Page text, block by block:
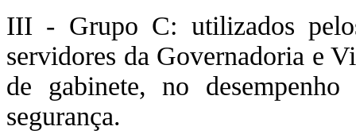
III - Grupo C: utilizados
servidores da Governadoria e
de gabinete, no
segurança.